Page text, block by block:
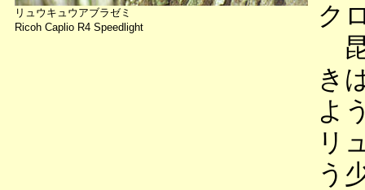
リュウキュウアブラゼミ
Ricoh Caplio R4 Speedlight
ク
昆
き
よ
リ
う